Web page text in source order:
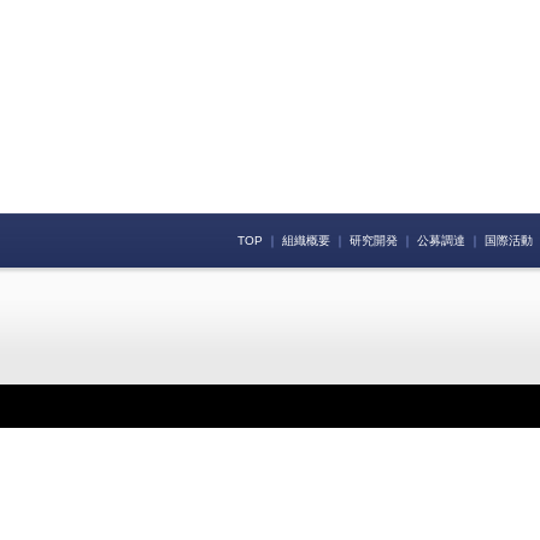
TOP ｜ 組織概要 ｜ 研究開発 ｜ 公募調達 ｜ 国際活動